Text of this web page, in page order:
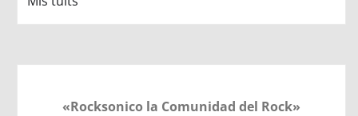
«Rocksonico la Comunidad del Rock»